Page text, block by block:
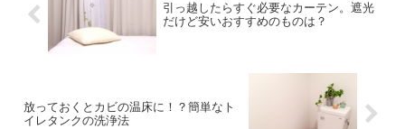
引っ越したらすぐ必要なカーテン。遮光
だけど安いおすすめのものは？
放っておくとカビの温床に！？簡単なト
イレタンクの洗浄法